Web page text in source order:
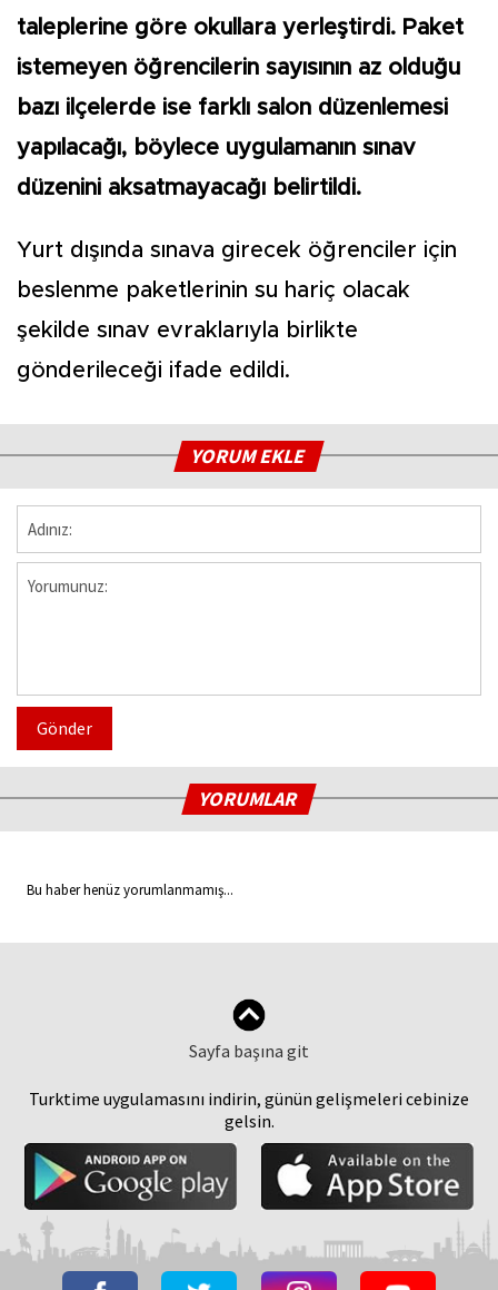
taleplerine göre okullara yerleştirdi. Paket
istemeyen öğrencilerin sayısının az olduğu
bazı ilçelerde ise farklı salon düzenlemesi
yapılacağı, böylece uygulamanın sınav
düzenini aksatmayacağı belirtildi.
Yurt dışında sınava girecek öğrenciler için
beslenme paketlerinin su hariç olacak
şekilde sınav evraklarıyla birlikte
gönderileceği ifade edildi.
YORUM EKLE
Gönder
YORUMLAR
Bu haber henüz yorumlanmamış...
Sayfa başına git
Turktime uygulamasını indirin, günün gelişmeleri cebinize
gelsin.